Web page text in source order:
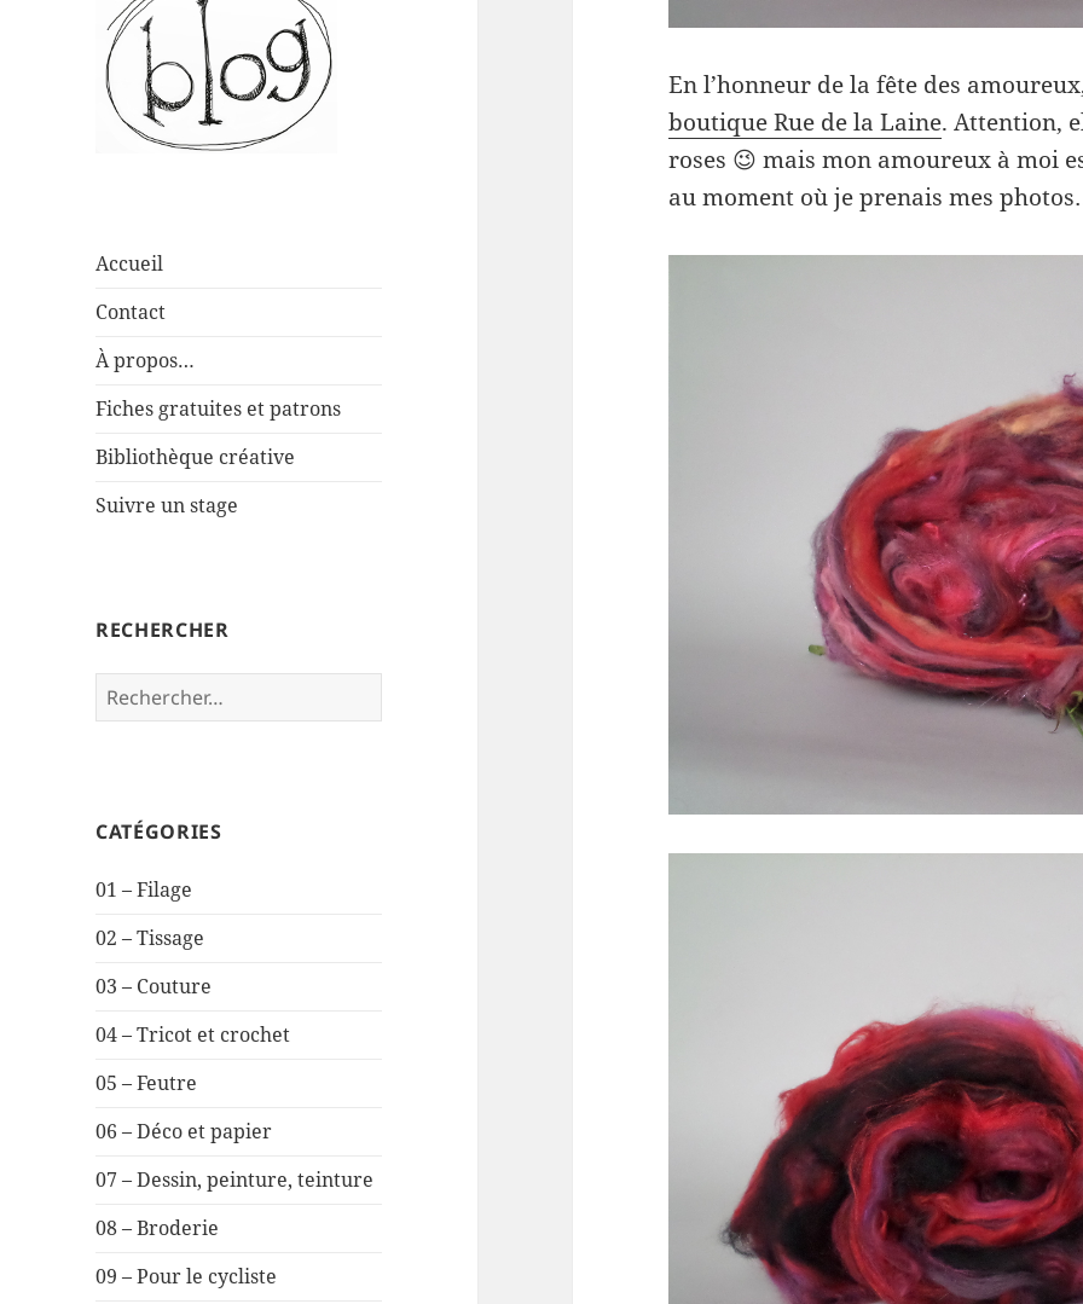
Accueil
Contact
À propos…
Fiches gratuites et patrons
Bibliothèque créative
Suivre un stage
RECHERCHER
Rechercher :
CATÉGORIES
01 – Filage
02 – Tissage
03 – Couture
04 – Tricot et crochet
05 – Feutre
06 – Déco et papier
07 – Dessin, peinture, teinture
08 – Broderie
09 – Pour le cycliste
En l’honneur de la fête des
boutique Rue de la Laine. Attention,
roses 😉 mais mon amoureux à moi
au moment où je prenais mes